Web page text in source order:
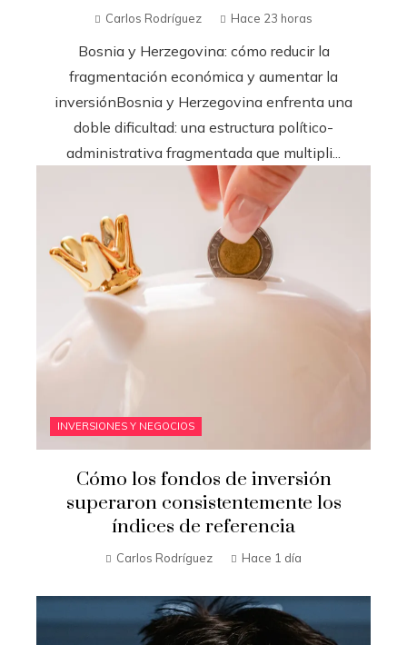
Carlos Rodríguez Hace 23 horas
Bosnia y Herzegovina: cómo reducir la
fragmentación económica y aumentar la
inversiónBosnia y Herzegovina enfrenta una
doble dificultad: una estructura político-
administrativa fragmentada que multipli...
INVERSIONES Y NEGOCIOS
Cómo los fondos de inversión
superaron consistentemente los
índices de referencia
Carlos Rodríguez Hace 1 día